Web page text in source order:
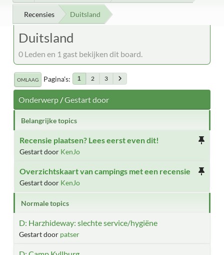
Recensies Duitsland
Duitsland
0 Leden en 1 gast bekijken dit board.
OMLAAG Pagina's 1 2 3
Onderwerp/Gestart door
Belangrijke topics
Recensie plaatsen? Lees eerst even dit!
Gestart door KenJo
Overzichtskaart van campings met een recensie
Gestart door KenJo
Normale topics
D: Harzhideway: slechte service/hygiëne
Gestart door patser